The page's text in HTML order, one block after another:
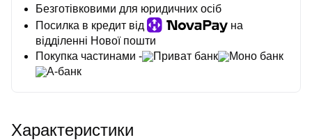
Безготівковими для юридичних осіб
Посилка в кредит від
на
відділенні Нової пошти
Покупка частинами -
Приват банк
Моно банк
А-банк
Характеристики